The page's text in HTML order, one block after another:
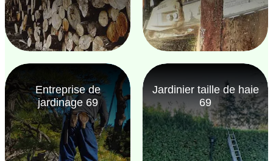
Entreprise de
jardinage 69
Jardinier taille de haie
69